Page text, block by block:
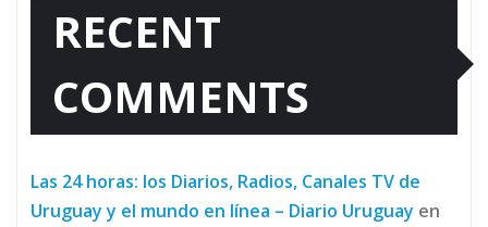
RECENT
COMMENTS
Las 24 horas: los Diarios, Radios, Canales TV de
Uruguay y el mundo en línea – Diario Uruguay en